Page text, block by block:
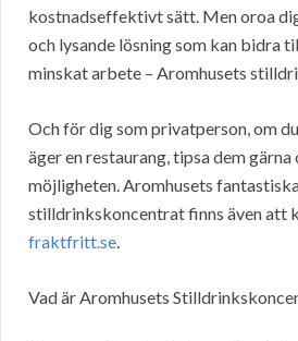
kostnadseffektivt sätt. Men oroa
och lysande lösning som kan bidra
minskat arbete – Aromhusets
Och för dig som privatperson, om
äger en restaurang, tipsa dem gärna
möjligheten. Aromhusets
stilldrinkskoncentrat finns även att
fraktfritt.se.
Vad är Aromhusets